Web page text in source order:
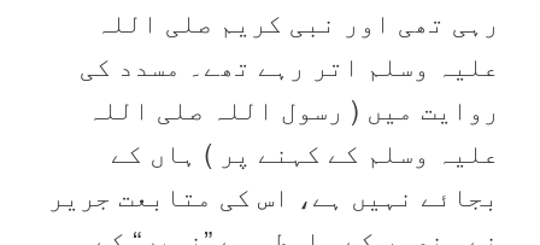
رہی تھی اور نبی کریم صلی اللہ
علیہ وسلم اتر رہے تھے۔ مسدد کی
روایت میں ( رسول اللہ صلی اللہ
علیہ وسلم کے کہنے پر ) ہاں کے
بجائے نہیں ہے، اس کی متابعت جریر